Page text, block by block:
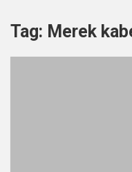
Tag: Merek